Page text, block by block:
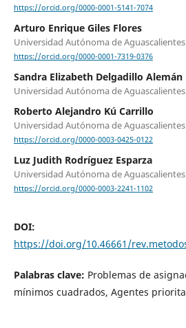
https://orcid.org/0000-0001-5141-7074
Arturo Enrique Giles Flores
Universidad Autónoma de Aguascalientes
https://orcid.org/0000-0001-7319-0376
Sandra Elizabeth Delgadillo Alemán
Universidad Autónoma de Aguascalientes
Roberto Alejandro Kú Carrillo
Universidad Autónoma de Aguascalientes
https://orcid.org/0000-0003-0425-0122
Luz Judith Rodríguez Esparza
Universidad Autónoma de Aguascalientes
https://orcid.org/0000-0003-2241-1102
DOI:
https://doi.org/10.46661/
Palabras clave: Problemas de
mínimos cuadrados, Agentes